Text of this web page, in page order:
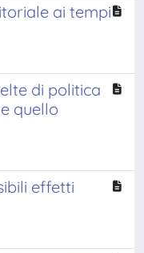
ai tempi
di politica
quello
effetti